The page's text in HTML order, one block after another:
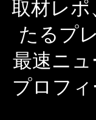
取材レ
たるプ
最速ニ
プロフ